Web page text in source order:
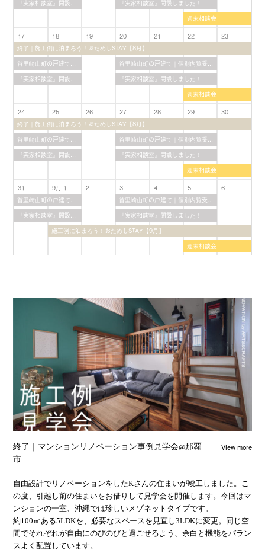
17
24
31
18
25
9月 1
19
26
2
20
27
3
21
28
4
22
29
5
23
30
6
『実家相談室』開設しました！
週末相談会
終了｜施工例に泊まろう！おためしSTAY【8月】
『実家相談室』開設しました！
週末相談会
終了｜施工例に泊まろう！おためしSTAY【8月】
『実家相談室』開設しました！
週末相談会
『実家相談室』開設しました！
施工例に泊まろう！おためしSTAY【9月】
週末相談会
終了｜マンションリノベーション事例見学会@那覇
市
View more
自由設計でリノベーションをしたKさんの住まいが竣工しました。こ
の度、引越し前の住まいをお借りして見学会を開催します。今回はマ
ンションの一室、沖縄では珍しいメゾネットタイプです。
約100㎡ある5LDKを、必要なスペースを見直し3LDKに変更。同じ空
間でそれぞれが自由にのびのびと過ごせるよう、余白と機能をバラン
スよく配置しています。